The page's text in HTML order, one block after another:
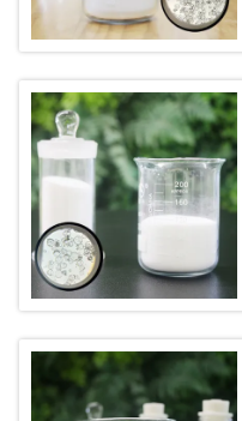
di
liquido di
prezzo
Microsfere di
perforazione